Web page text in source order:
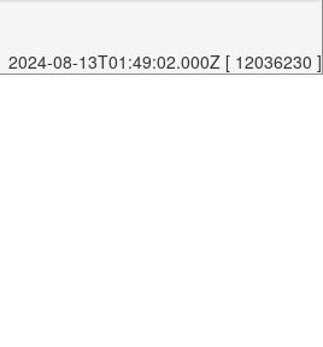
2024-08-13T01:49:02.000Z [ 12036230 ]